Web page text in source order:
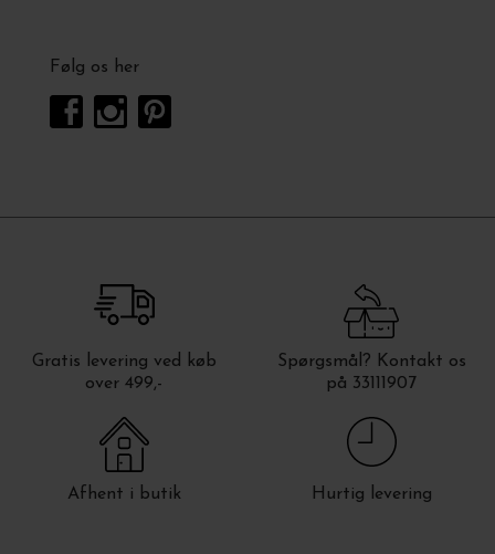
Følg os her
Gratis levering ved køb
over 499,-
Spørgsmål? Kontakt os
på 33111907
Afhent i butik Hurtig levering